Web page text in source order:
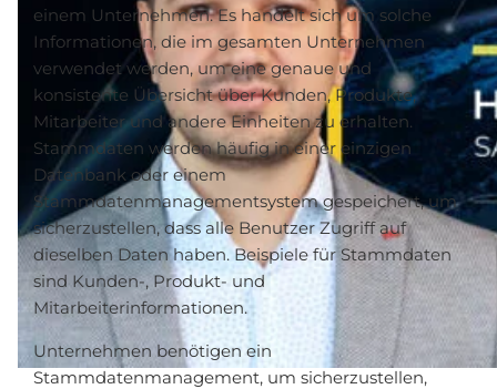
einem Unternehmen. Es handelt sich um solche
Informationen, die im gesamten Unternehmen
verwendet werden, um eine genaue und
konsistente Übersicht über Kunden, Produkte,
Mitarbeiter und andere Einheiten zu erhalten.
Stammdaten werden häufig in einer einzigen
Datenbank oder einem
Stammdatenmanagementsystem gespeichert, um
sicherzustellen, dass alle Benutzer Zugriff auf
dieselben Daten haben. Beispiele für Stammdaten
sind Kunden-, Produkt- und
Mitarbeiterinformationen.
Unternehmen benötigen ein
Stammdatenmanagement, um sicherzustellen,